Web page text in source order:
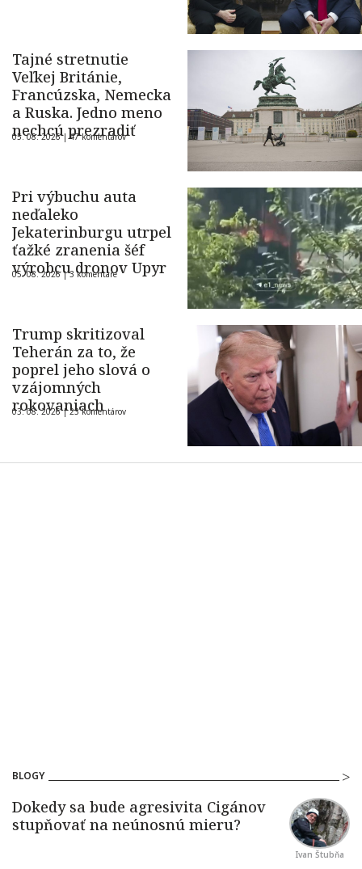
Tajné stretnutie
Veľkej Británie,
Francúzska, Nemecka
a Ruska. Jedno meno
nechcú prezradiť
05. 08. 2026 |47 komentárov
Pri výbuchu auta
neďaleko
Jekaterinburgu utrpel
ťažké zranenia šéf
výrobcu dronov Upyr
05. 08. 2026 |3 komentáre
Trump skritizoval
Teherán za to, že
poprel jeho slová o
vzájomných
rokovaniach
03. 08. 2026 |23 komentárov
BLOGY
Ivan Štubňa